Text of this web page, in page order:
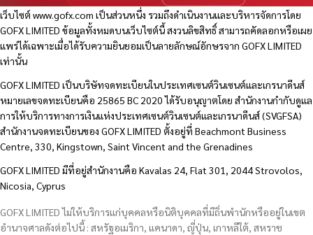
เว็บไซต์www.gofx.com เป็นส่วนหนึ่ง รวมถึงดำเนินงานและบริหารจัดการโดย
GOFX LIMITED ข้อมูลทั้งหมดบนเว็บไซต์นี้ สงวนลิขสิทธิ์ สามารถคัดลอกหรือเผย
แพร่ได้เฉพาะเมื่อได้รับความยินยอมเป็นลายลักษณ์อักษรจาก GOFX LIMITED
เท่านั้น
GOFX LIMITED เป็นบริษัทจดทะเบียนในประเทศเซนต์วินเซนต์และเกรนาดีนส์
หมายเลขจดทะเบียนคือ 25865 BC 2020 ได้รับอนุญาตโดย สำนักงานกำกับดูแล
การให้บริการทางการเงินแห่งประเทศเซนต์วินเซนต์และเกรนาดีนส์ (SVGFSA)
สำนักงานจดทะเบียนของ GOFX LIMITED ตั้งอยู่ที่ Beachmont Business
Centre, 330, Kingstown, Saint Vincent and the Grenadines
GOFX LIMITED มีที่อยู่สำนักงานคือ Kavalas 24, Flat 301, 2044 Strovolos,
Nicosia, Cyprus
GOFX LIMITED ไม่ให้บริการแก่บุคคลหรือนิติบุคคลที่มีถิ่นพำนักหรืออยู่ในเขต
อำนาจศาลดังต่อไปนี้ : สหรัฐอเมริกา, แคนาดา, ญี่ปุ่น, เกาหลีใต้, สหราช